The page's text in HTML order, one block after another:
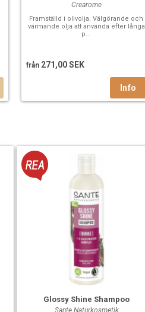
Crearome
Framställd i olivolja. Välgörande och
värmande olja att använda efter långa
p...
från 271,00 SEK
Glossy Shine Shampoo